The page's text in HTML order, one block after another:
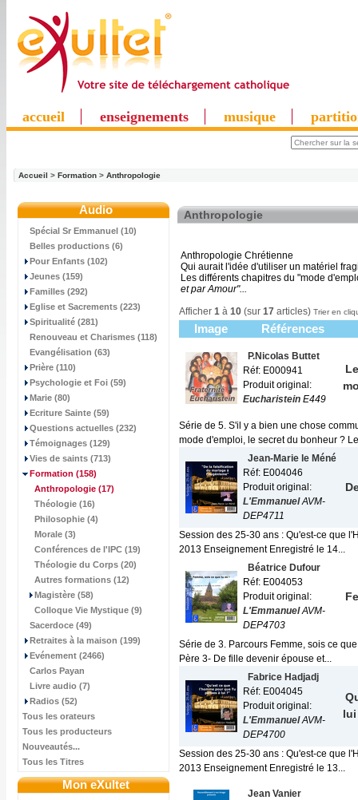
accueil enseignements musique
Accueil > Formation > Anthropologie
Audio
Spécial Sr Emmanuel (10)
Belles productions (6)
Pour Enfants (102)
Jeunes (159)
Familles (292)
Eglise et Sacrements (223)
Spiritualité (281)
Renouveau et Charismes (118)
Evangélisation (63)
Prière (110)
Psychologie et Foi (59)
Marie (80)
Ecriture Sainte (59)
Questions actuelles (232)
Témoignages (129)
Vies de saints (713)
Formation (158)
Anthropologie (17)
Théologie (16)
Philosophie (4)
Morale (3)
Conférences de l'IPC (19)
Théologie du Corps (20)
Autres formations (12)
Magistère (58)
Colloque Vie Mystique (9)
Sacerdoce (49)
Retraites à la maison (199)
Evénement (2466)
Carlos Payan
Livre audio (7)
Radios (52)
Tous les orateurs
Tous les producteurs
Nouveautés...
Tous les Titres
Mon eXultet
Anthropologie
Anthropologie Chrétienne
Qui aurait l'idée d'utiliser un matériel
Les différents chapitres du "mode
et par Amour"...
Afficher 1 à 10 (sur 17 articles) Trier en
Image Références
P.Nicolas Buttet
Réf: E000941
Produit original:
Eucharistein E449
Série de 5. S'il y a bien une chose
mode d'emploi, le secret du bonheur ?
Jean-Marie le Méné
Réf: E004046
Produit original:
L'EmmanuelAVM-
DEP4711
Session des 25-30 ans : Qu'est-ce que
2013 Enseignement Enregistré le 14...
Béatrice Dufour
Réf: E004053
Produit original:
L'EmmanuelAVM-
DEP4703
Série de 3. Parcours Femme, sois ce
Père 3- De fille devenir épouse et...
Fabrice Hadjadj
Réf: E004045
Produit original:
L'EmmanuelAVM-
DEP4700
Session des 25-30 ans : Qu'est-ce que
2013 Enseignement Enregistré le 13...
Jean Vanier